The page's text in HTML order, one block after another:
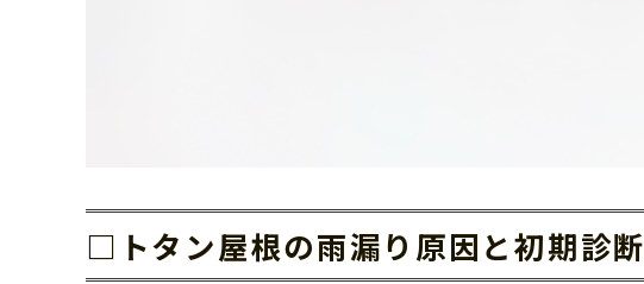
□トタン屋根の雨漏り原因と初期診断